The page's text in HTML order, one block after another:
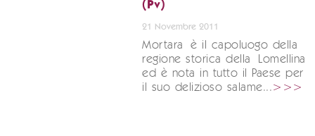
(Pv)
21 Novembre 2011
Mortara è il capoluogo della
regione storica della Lomellina
ed è nota in tutto il Paese per
il suo delizioso salame...>>>